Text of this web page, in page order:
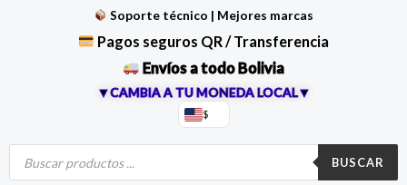
Soporte técnico | Mejores marcas
Pagos seguros QR / Transferencia
Envíos a todo Bolivia
▼CAMBIA A TU MONEDA LOCAL▼
$
Búsqueda
productos
BUSCAR